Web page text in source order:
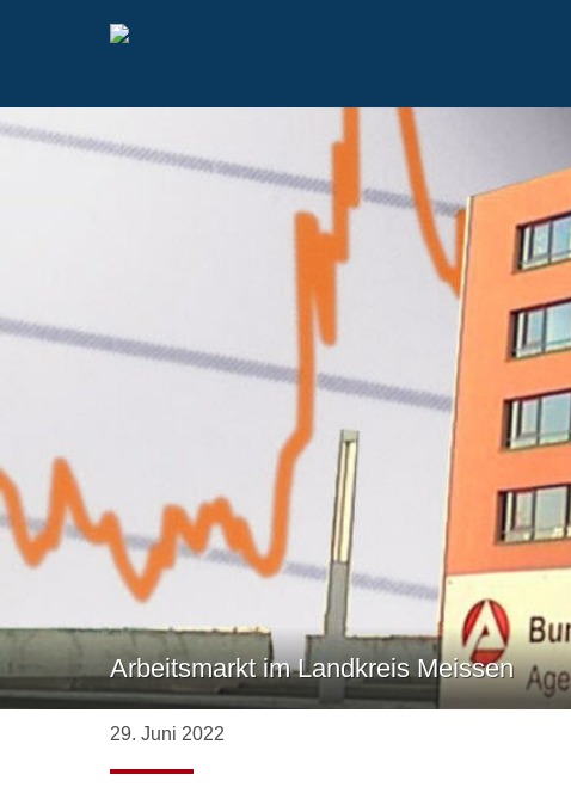
Arbeitsmarkt im Landkreis Meissen
29. Juni 2022